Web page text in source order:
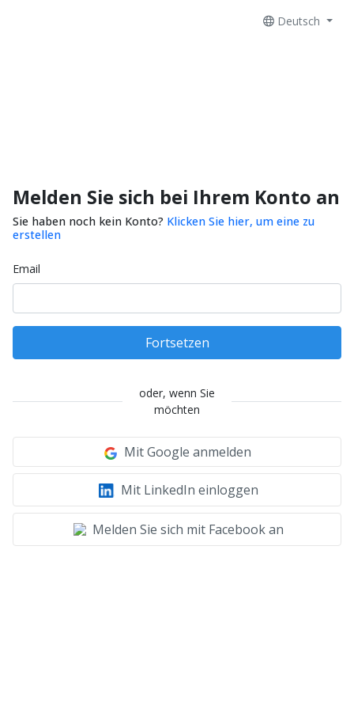
Deutsch
Melden Sie sich bei Ihrem Konto an
Sie haben noch kein Konto? Klicken Sie hier, um eine zu
erstellen
Email
Fortsetzen
oder, wenn Sie
möchten
Mit Google anmelden
Mit LinkedIn einloggen
Melden Sie sich mit Facebook an